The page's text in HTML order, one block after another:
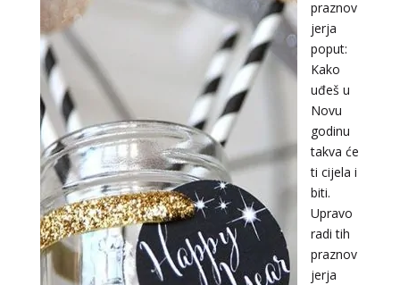
praznov
jerja
poput:
Kako
uđeš u
Novu
godinu
takva će
ti cijela i
biti.
Upravo
radi tih
praznov
jerja